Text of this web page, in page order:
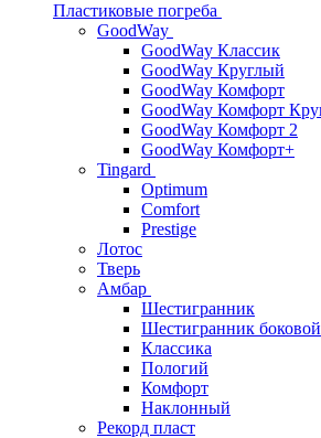
Пластиковые погреба
GoodWay
GoodWay Классик
GoodWay Круглый
GoodWay Комфорт
GoodWay Комфорт
GoodWay Комфорт 2
GoodWay Комфорт+
Tingard
Optimum
Comfort
Prestige
Лотос
Тверь
Амбар
Шестигранник
Шестигранник боковой
Классика
Пологий
Комфорт
Наклонный
Рекорд пласт